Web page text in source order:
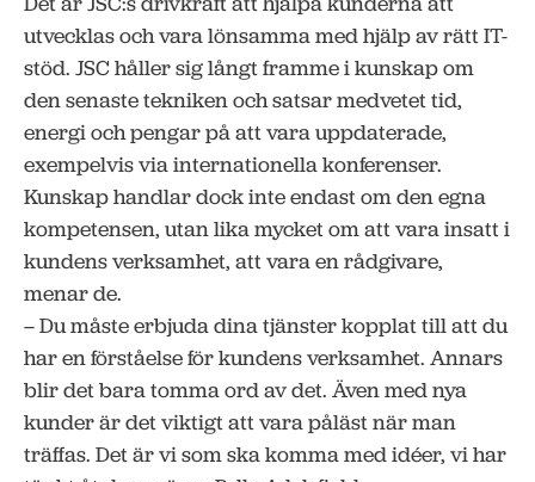
utvecklas och vara lönsamma med hjälp av rätt IT-
stöd. JSC håller sig långt framme i kunskap om
den senaste tekniken och satsar medvetet tid,
energi och pengar på att vara uppdaterade,
exempelvis via internationella konferenser.
Kunskap handlar dock inte endast om den egna
kompetensen, utan lika mycket om att vara insatt i
kundens verksamhet, att vara en rådgivare,
menar de.
– Du måste erbjuda dina tjänster kopplat till att du
har en förståelse för kundens verksamhet. Annars
blir det bara tomma ord av det. Även med nya
kunder är det viktigt att vara påläst när man
träffas. Det är vi som ska komma med idéer, vi har